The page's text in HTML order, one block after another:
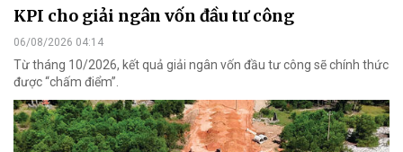
KPI cho giải ngân vốn đầu tư công
06/08/2026 04:14
Từ tháng 10/2026, kết quả giải ngân vốn đầu tư công sẽ chính thức
được “chấm điểm”.